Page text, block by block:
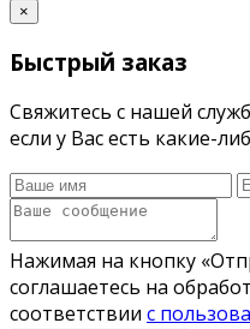
×
Быстрый заказ
Свяжитесь с нашей
если у Вас есть какие-
Нажимая на кнопку
соглашаетесь на
соответствии с